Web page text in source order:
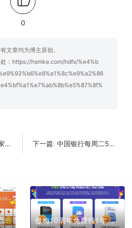
0
文章均为博主原创。
： https://hsmke.com/hdfx/%e4%b
下一篇: 中国银行每周二5元开1月视频会员
招商银行老用户领取3个随机红包 傲梅10周年免费领1年正版软件